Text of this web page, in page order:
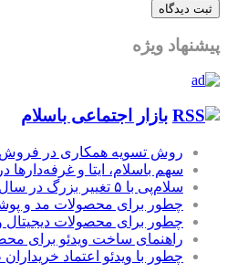
پیشنهاد ویژه
بازار اجتماعی باسلام
روش تسویه همکاری در فروش
سهم باسلام، ایتا و غرفه‌دارها
سلام‌پی با ۵ تغییر بزرگ در سال جدید
چطور برای محصولات مد و
چطور برای محصولات دیجیتال
راهنمای ساخت ویدئو برای
چطور با ویدئو اعتماد